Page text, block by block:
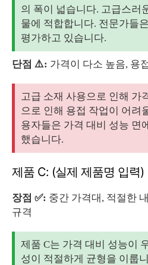
의 폭이 넓습니다. 고급스러
물에 적합합니다. 전문가들
평가하고 있습니다.
단점 ⚠️: 가격이 다소 높음, 용
고급 소재 사용으로 인해 가
으로 인해 용접 작업이 어려
용자들은 가격 대비 성능 면
했습니다.
제품 C: (실제 제품명 입력)
장점 ✅: 중간 가격대, 적절한
규격
제품 C는 가격 대비 성능이
성이 적절하게 균형을 이룹